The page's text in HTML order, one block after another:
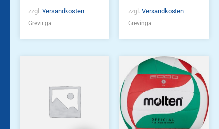
zzgl. Versandkosten
Grevinga
zzgl. Versandkosten
Grevinga